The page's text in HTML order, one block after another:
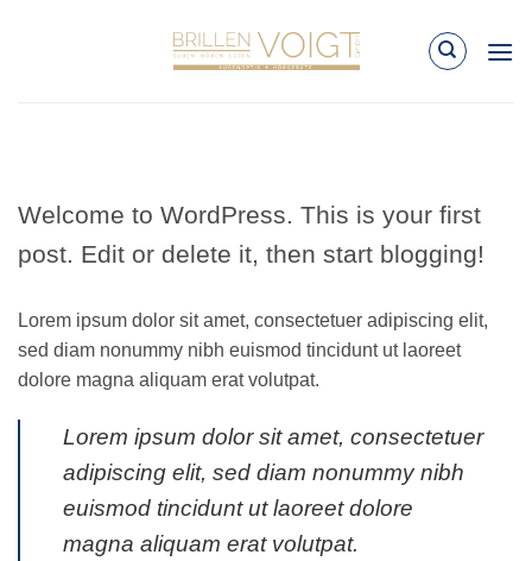
Welcome to WordPress. This is your first
post. Edit or delete it, then start blogging!
Lorem ipsum dolor sit amet, consectetuer adipiscing elit,
sed diam nonummy nibh euismod tincidunt ut laoreet
dolore magna aliquam erat volutpat.
Lorem ipsum dolor sit amet, consectetuer
adipiscing elit, sed diam nonummy nibh
euismod tincidunt ut laoreet dolore
magna aliquam erat volutpat.